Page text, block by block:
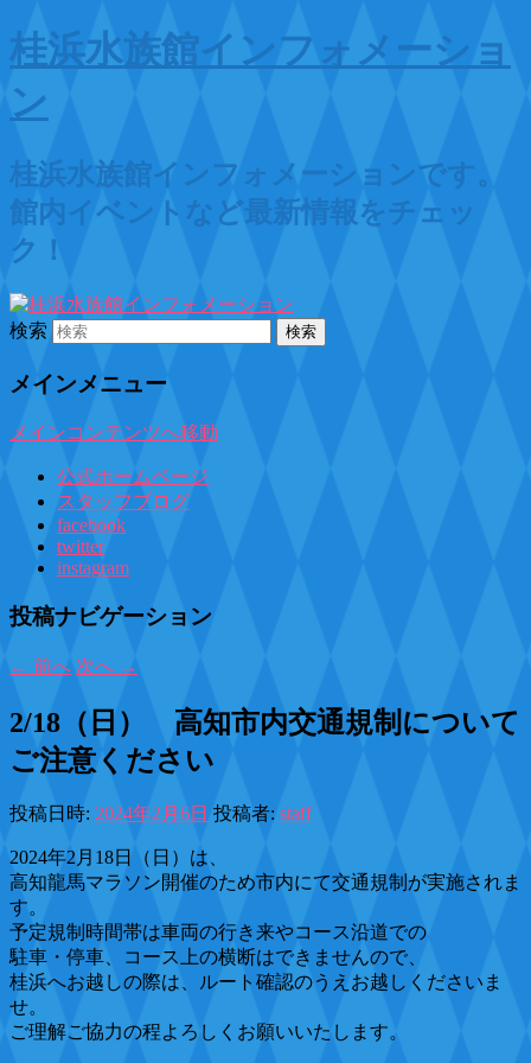
桂浜水族館インフォメーショ
ン
桂浜水族館インフォメーションです。
館内イベントなど最新情報をチェッ
ク！
検索
メインメニュー
メインコンテンツへ移動
公式ホームページ
スタッフブログ
facebook
twitter
instagram
投稿ナビゲーション
← 前へ 次へ →
2/18（日） 高知市内交通規制について
ご注意ください
投稿日時: 2024年2月6日 投稿者: staff
2024年2月18日（日）は、
高知龍馬マラソン開催のため市内にて交通規制が実施されま
す。
予定規制時間帯は車両の行き来やコース沿道での
駐車・停車、コース上の横断はできませんので、
桂浜へお越しの際は、ルート確認のうえお越しくださいま
せ。
ご理解ご協力の程よろしくお願いいたします。